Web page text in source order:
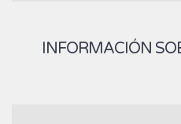
INFORMACIÓN